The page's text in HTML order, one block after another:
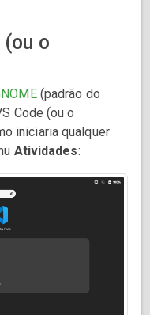
(ou o
(padrão do
Code (ou o
iniciaria qualquer
Atividades: